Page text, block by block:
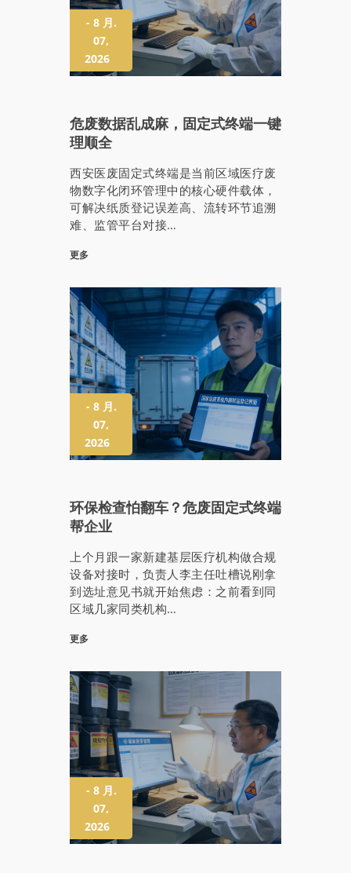
- 8 月.
07,
2026
危废数据乱成麻，固定式终端一键
理顺全
西安医废固定式终端是当前区域医疗废
物数字化闭环管理中的核心硬件载体，
可解决纸质登记误差高、流转环节追溯
难、监管平台对接…
更多
- 8 月.
07,
2026
环保检查怕翻车？危废固定式终端
帮企业
上个月跟一家新建基层医疗机构做合规
设备对接时，负责人李主任吐槽说刚拿
到选址意见书就开始焦虑：之前看到同
区域几家同类机构…
更多
- 8 月.
07,
2026